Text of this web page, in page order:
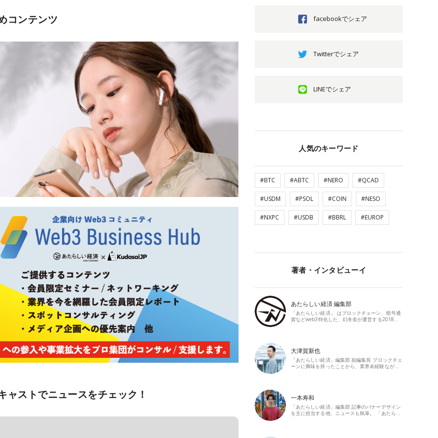
コンテンツ
ャストでニュースをチェック！
facebookでシェア
Twitterでシェア
LINEでシェア
人気のキーワード
#BTC #ABTC #NERO #QCAD
#USDM #PSOL #COIN #NESO
#NXPC #USDB #BBRL #EUROP
著者・インタビューイ
あたらしい経済 編集部
「あたらしい経済」 はブロックチェーン、暗号通
貨などweb3特化した、幻冬舎が運営する2018…
大津賀新也
「あたらしい経済」編集部 副編集長 ブロックチェ
ーンに興味を持ったことから、業界未経験なが…
一本寿和
「あたらしい経済」編集部 記事のバナーデザイン
を主に担当する他、ニュースも執筆。 「あたら…